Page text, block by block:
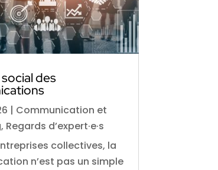
des
| Communication et
, Regards d’expert·e·s
collectives, la
n’est pas un simple